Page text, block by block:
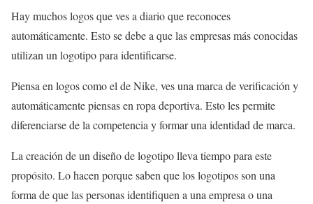
Hay muchos logos que ves a diario que reconoces
automáticamente. Esto se debe a que las empresas más conocidas
utilizan un logotipo para identificarse.
Piensa en logos como el de Nike, ves una marca de verificación y
automáticamente piensas en ropa deportiva. Esto les permite
diferenciarse de la competencia y formar una identidad de marca.
La creación de un diseño de logotipo lleva tiempo para este
propósito. Lo hacen porque saben que los logotipos son una
forma de que las personas identifiquen a una empresa o una